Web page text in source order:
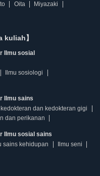
Oita
Miyazaki
kuliah】
Ilmu sosial
Ilmu sosiologi
Ilmu sains
kedokteran dan kedokteran gigi
dan perikanan
Ilmu sosial sains
sains kehidupan
Ilmu seni